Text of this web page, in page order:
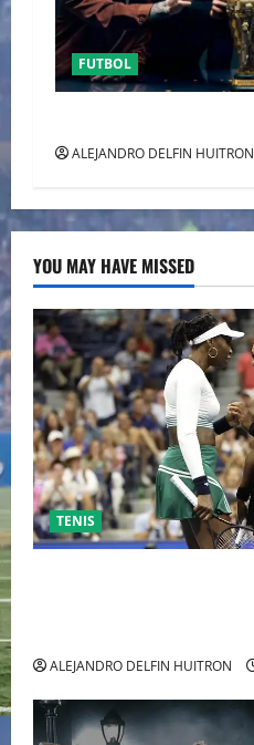
FUTBOL
ALEJANDRO DELFIN HUITRON
YOU MAY HAVE MISSED
TENIS
ALEJANDRO DELFIN HUITRON